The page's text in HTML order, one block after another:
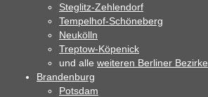
Steglitz-Zehlendorf
Tempelhof-Schöneberg
Neukölln
Treptow-Köpenick
und alle weiteren Berliner Bezirke
Brandenburg
Potsdam